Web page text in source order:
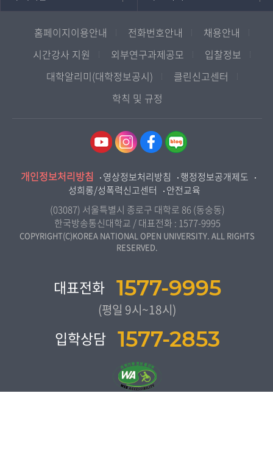
사회과학대학
미디어영상학과
도시콘텐츠·관광학과
사회복지연계전공
사회복지학과
통계•데이터과학과
대구경북지역대학
인천지역대학
광주전남지역대학
울산지역대학
강원지역대학
전북지역대학
경남지역대학
제주지역대학
중앙도서관
원격교육혁신연구원
통합인문학연구소
종합교육연수원
인권센터
교원양성지원센터
멘토링
진로심리상담
교육정보화본부
OpenVLab
홈페이지이용안내 전화번호안내
채용안내
시간강사 지원
외부연구과제공모
입찰정보
대학알리미(대학정보공시)
클린신고센터
학칙 및 규정
개인정보처리방침 영상정보처리방침
행정정보공개제도
성희롱/성폭력신고센터
안전교육
(03087) 서울특별시 종로구 대학로 86 (동숭동)
한국방송통신대학교 / 대표전화 : 1577-9995
COPYRIGHT(C)KOREA NATIONAL OPEN UNIVERSITY. ALL RIGHTS
RESERVED.
대표전화 1577-9995
(평일 9시~18시)
입학상담 1577-2853